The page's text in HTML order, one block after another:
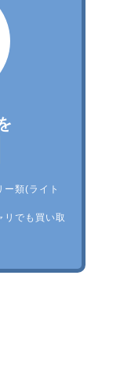
ー類(ライト
リでも買い取